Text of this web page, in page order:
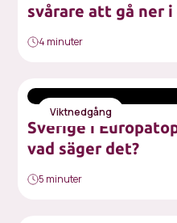
svårare att gå ner
4 minuter
Viktnedgång
Sverige i
vad säger det?
5 minuter